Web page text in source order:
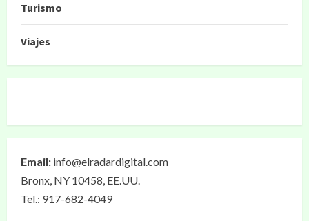
Turismo
Viajes
Email: info@elradardigital.com
Bronx, NY 10458, EE.UU.
Tel.: 917-682-4049